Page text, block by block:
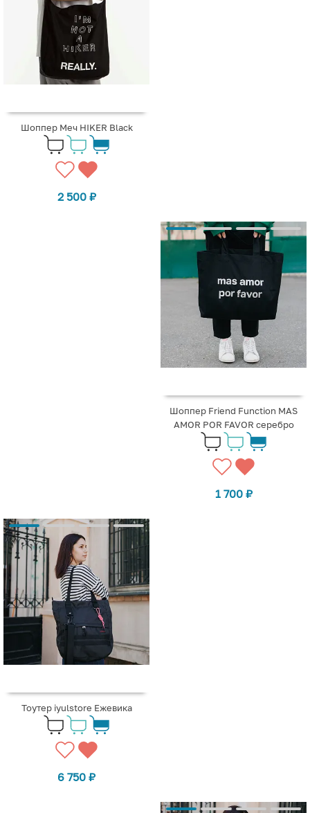
Шоппер Меч HIKER Black
2 500 ₽
Шоппер Friend Function MAS
AMOR POR FAVOR серебро
1 700 ₽
Тоутер iyulstore Ежевика
6 750 ₽